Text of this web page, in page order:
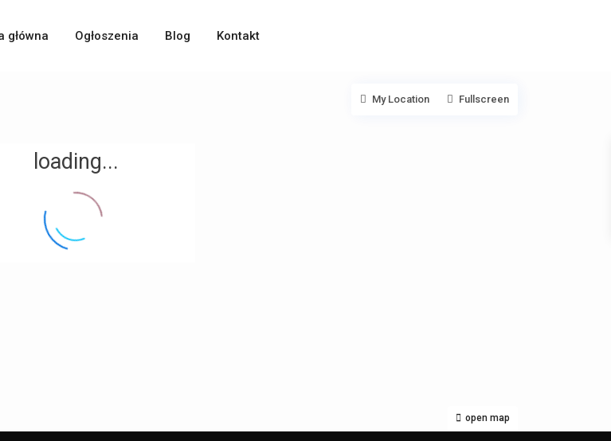
główna Ogłoszenia Blog Kontakt
loading...
open map
My Location Fullscreen